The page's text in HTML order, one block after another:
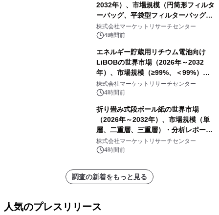
2032年）、市場規模（円筒形フィルタ
ーバッグ、平袋型フィルターバッグ、
プリーツフィルターバッグ、その
他）・分析レポートを発表
株式会社マーケットリサーチセンター
4時間前
エネルギー貯蔵用リチウム電池向け
LiBOBの世界市場（2026年～2032
年）、市場規模（≥99%、＜99%）・
分析レポートを発表
株式会社マーケットリサーチセンター
4時間前
折り畳み式段ボール紙の世界市場
（2026年～2032年）、市場規模（単
層、二重層、三重層）・分析レポート
を発表
株式会社マーケットリサーチセンター
4時間前
調査の新着をもっと見る
人気のプレスリリース